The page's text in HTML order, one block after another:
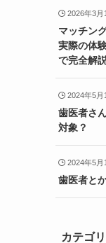
2026年3月
マッチン
実際の体
で完全解
2024年5月
歯医者さ
対象？
2024年5月
歯医者と
カテゴ